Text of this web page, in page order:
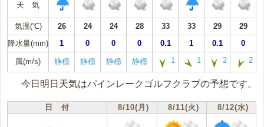
天 気
気温(℃) 26 24 24 28 33 33 29
29
降水量(mm)
1 0 0 0 0.1 1 0.1 0
風(m/s) 静穏 静穏 静穏 静穏 1 1 2 2
今日明日天気はパインレークゴルフクラブの予想です。
日 付 8/10(月) 8/11(火) 8/12(水)